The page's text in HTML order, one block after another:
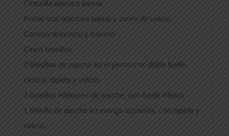
Cinturilla elástica lateral.
Puños con abertura lateral y cierre de velcro.
Canesú delantero y trasero.
Cinco bolsillos:
2 bolsillos de parche en el pecho con doble fuelle
central, tapeta y velcro.
2 bolsillos inferiores de parche, con fuelle inferior.
1 bolsillo de parche en manga izquierda, con tapeta y
velcro.